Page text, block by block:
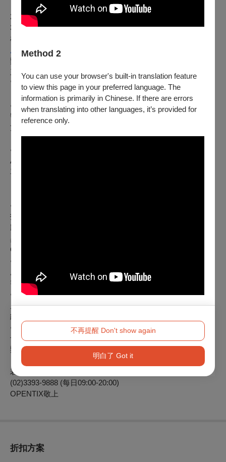
Method 2
You can use your browser's built-in translation feature
to view this page in your preferred language. The
information is primarily in Chinese. If there are errors
when translating into other languages, it’s provided for
reference only.
不再提醒 Don't show again
明白了 Got it
※提醒：票券寄回前請先記下票券上的訂單編號（如：
202101220000123-1），以便查詢退票狀況。
3. 現場辦理：請持票前往OPENTIX臺北、臺中、臺南、高
雄
服務處
辦理全額退票。
三、【向主辦單位購買之有價票券者】 請洽 陳團長 辦理，聯絡
電話0963457973。
※如何查詢付款方式：
● 登入OPENTIX＞會員＞訂單紀錄，點入要查詢的訂單編
號內即可查看付款方式。請留意，如為文化幣全額支付，付款
方式會顯示「現金 $0 + 文化幣」。
● 票券入場聯，票價旁的英文代號C為現金付款，ATM為
ATM轉帳，V／M／J／AE／AP／GP為刷卡付款，B為向主辦
單位購票票券。
● 如購票時使用文化幣或點數折抵，退票時，系統將退還折
抵之全額文化幣，並於扣除退票手續費後，優先退還點數，再
將剩餘款項退回。特別提醒，如退票時（含換、補票及因節目
異動之退票），抵用之文化幣、點數已逾使用效期，
OPENTIX將無法以任何形式進行返還、展延。
● 退票以票面金額為計算標準，取票所產生之郵寄費、超商
服務費，退票寄回郵資、選擇ATM轉帳付款產生之轉帳手續費
等均不屬於退票費用計算內。
● 原訂單如為線上購買或分銷點購買並有歸戶OPENTIX會
員，退票成功後會收到Email通知，你亦可登入OPENTIX訂單
紀錄，查詢訂單狀態。
● 刷卡購票將退票至原購票信用卡，約7-10個工作日可向發
卡行查詢到該筆款項；現金及ATM轉帳購票，選擇線上或郵寄
辦理，約10個工作日匯款至你指定之帳戶。
若有其他疑問，請洽詢OPENTIX兩廳院文化生活客服中心
(02)3393-9888 (每日09:00-20:00)
OPENTIX敬上
折扣方案